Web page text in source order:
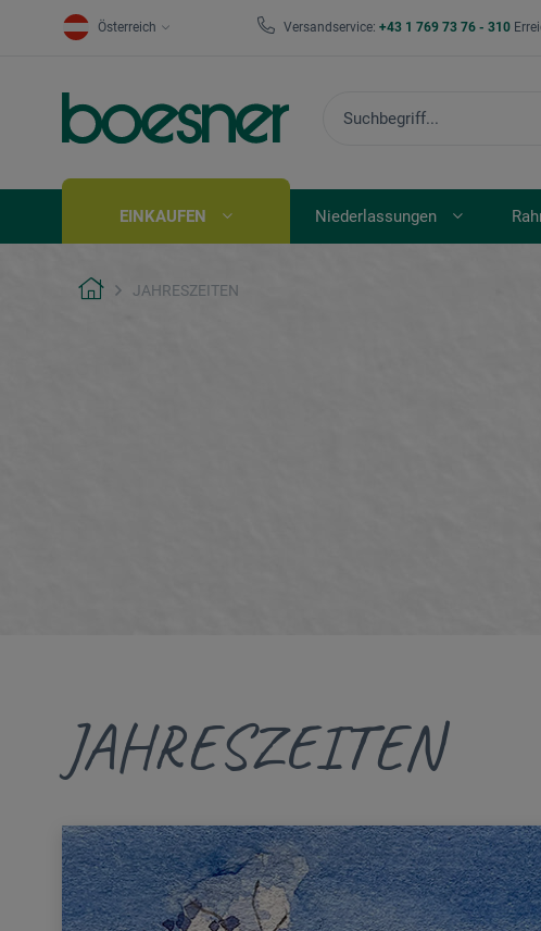
Österreich Versandservice: +43 1 769 73 76 - 310
EINKAUFEN Niederlassungen
JAHRESZEITEN
JAHRESZEITEN